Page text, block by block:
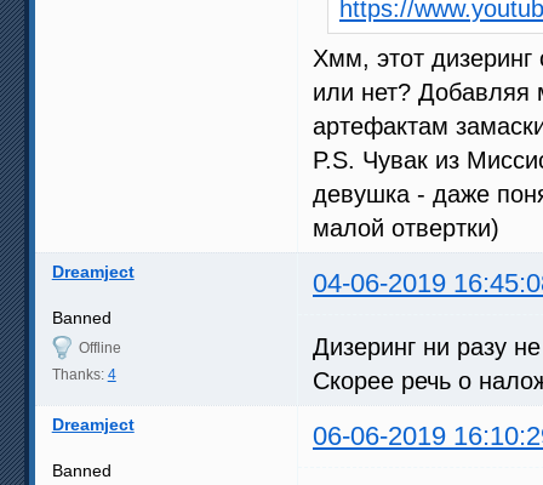
https://
Хмм, этот дизеринг
или нет? Добавляя
артефактам
P.S. Чувак из
девушка - даже
малой отвертки)
Dreamject 04-06-2019
Banned
Offline
Thanks: 4
Дизеринг ни разу
Скорее речь о
Dreamject 06-06-2019
Banned